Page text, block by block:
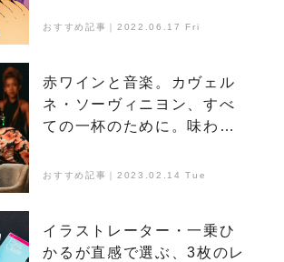
おすすめ記事｜2022.06.17 Fri
赤ワインと音楽。カヴェル
ネ・ソーヴィニヨン、すべ
ての一杯のために。味わい
おすすめ記事｜2023.02.14 Tue
イラストレーター・一乗ひ
かるが直感で選ぶ、3枚のレ